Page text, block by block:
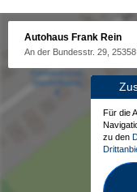
Autohaus Frank Rein
An der Bundesstr. 29,
Für die
zu den